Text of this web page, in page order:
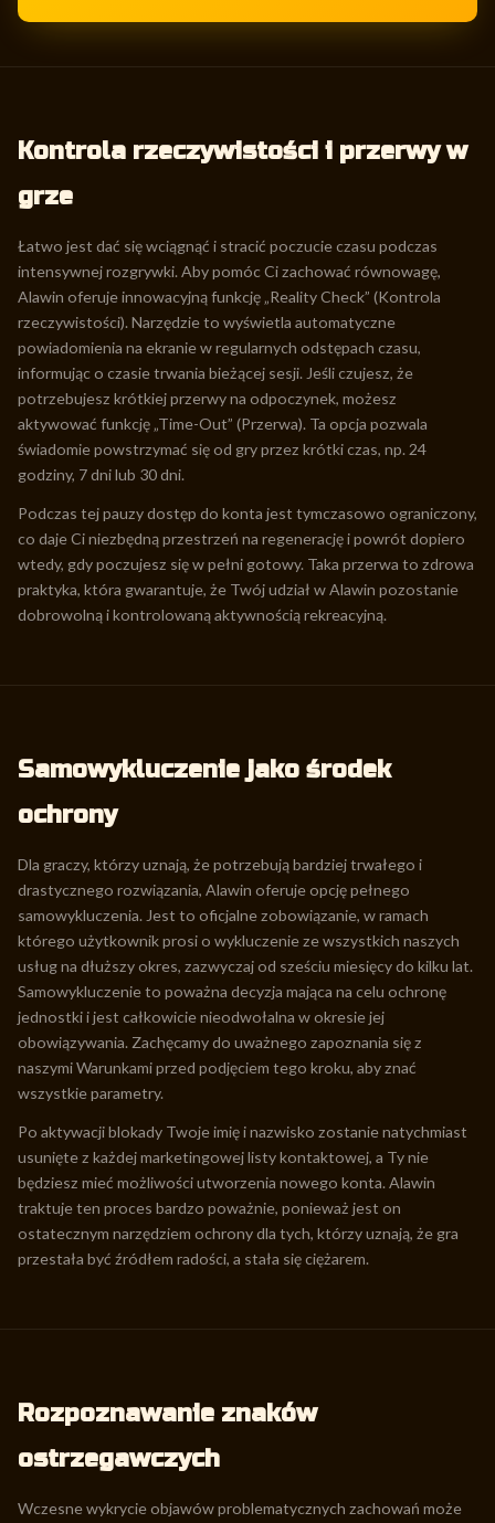
Kontrola rzeczywistości i przerwy w
grze
Łatwo jest dać się wciągnąć i stracić poczucie czasu podczas
intensywnej rozgrywki. Aby pomóc Ci zachować równowagę,
Alawin oferuje innowacyjną funkcję „Reality Check” (Kontrola
rzeczywistości). Narzędzie to wyświetla automatyczne
powiadomienia na ekranie w regularnych odstępach czasu,
informując o czasie trwania bieżącej sesji. Jeśli czujesz, że
potrzebujesz krótkiej przerwy na odpoczynek, możesz
aktywować funkcję „Time-Out” (Przerwa). Ta opcja pozwala
świadomie powstrzymać się od gry przez krótki czas, np. 24
godziny, 7 dni lub 30 dni.
Podczas tej pauzy dostęp do konta jest tymczasowo ograniczony,
co daje Ci niezbędną przestrzeń na regenerację i powrót dopiero
wtedy, gdy poczujesz się w pełni gotowy. Taka przerwa to zdrowa
praktyka, która gwarantuje, że Twój udział w Alawin pozostanie
dobrowolną i kontrolowaną aktywnością rekreacyjną.
Samowykluczenie jako środek
ochrony
Dla graczy, którzy uznają, że potrzebują bardziej trwałego i
drastycznego rozwiązania, Alawin oferuje opcję pełnego
samowykluczenia. Jest to oficjalne zobowiązanie, w ramach
którego użytkownik prosi o wykluczenie ze wszystkich naszych
usług na dłuższy okres, zazwyczaj od sześciu miesięcy do kilku lat.
Samowykluczenie to poważna decyzja mająca na celu ochronę
jednostki i jest całkowicie nieodwołalna w okresie jej
obowiązywania. Zachęcamy do uważnego zapoznania się z
naszymi Warunkami przed podjęciem tego kroku, aby znać
wszystkie parametry.
Po aktywacji blokady Twoje imię i nazwisko zostanie natychmiast
usunięte z każdej marketingowej listy kontaktowej, a Ty nie
będziesz mieć możliwości utworzenia nowego konta. Alawin
traktuje ten proces bardzo poważnie, ponieważ jest on
ostatecznym narzędziem ochrony dla tych, którzy uznają, że gra
przestała być źródłem radości, a stała się ciężarem.
Rozpoznawanie znaków
ostrzegawczych
Wczesne wykrycie objawów problematycznych zachowań może